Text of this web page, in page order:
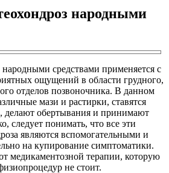
народными
народными средствами применяется с
ощущений в области грудного,
отделов позвоночника. В данном
мази и растирки, ставятся
делают обертывания и принимают
следует понимать, что все эти
являются вспомогательными и
на купирование симптоматики.
медикаментозной терапии, которую
не стоит.